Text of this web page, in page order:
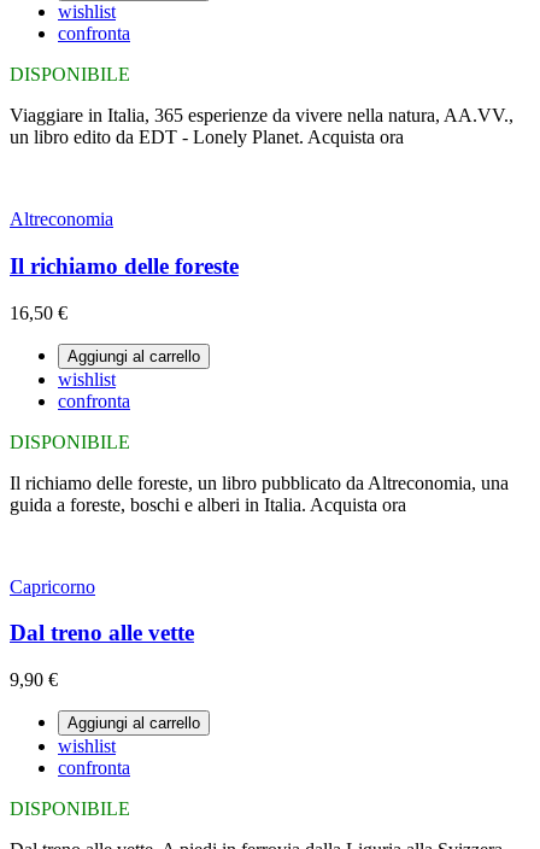
wishlist
confronta
DISPONIBILE
Viaggiare in Italia, 365 esperienze da vivere nella natura, AA.VV.,
un libro edito da EDT - Lonely Planet. Acquista ora
Altreconomia
Il richiamo delle foreste
16,50 €
Aggiungi al carrello
wishlist
confronta
DISPONIBILE
Il richiamo delle foreste, un libro pubblicato da Altreconomia, una
guida a foreste, boschi e alberi in Italia. Acquista ora
Capricorno
Dal treno alle vette
9,90 €
Aggiungi al carrello
wishlist
confronta
DISPONIBILE